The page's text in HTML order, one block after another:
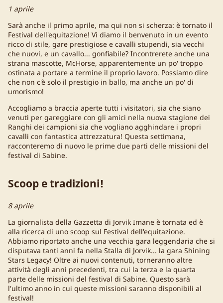
1 aprile
Sarà anche il primo aprile, ma qui non si scherza: è tornato il
Festival dell'equitazione! Vi diamo il benvenuto in un evento
ricco di stile, gare prestigiose e cavalli stupendi, sia vecchi
che nuovi, e un cavallo... gonfiabile? Incontrerete anche una
strana mascotte, McHorse, apparentemente un po' troppo
ostinata a portare a termine il proprio lavoro. Possiamo dire
che non c'è solo il prestigio in ballo, ma anche un po' di
umorismo!
Accogliamo a braccia aperte tutti i visitatori, sia che siano
venuti per gareggiare con gli amici nella nuova stagione dei
Ranghi dei campioni sia che vogliano agghindare i propri
cavalli con fantastica attrezzatura! Questa settimana,
racconteremo di nuovo le prime due parti delle missioni del
festival di Sabine.
Scoop e tradizioni!
8 aprile
La giornalista della Gazzetta di Jorvik Imane è tornata ed è
alla ricerca di uno scoop sul Festival dell'equitazione.
Abbiamo riportato anche una vecchia gara leggendaria che si
disputava tanti anni fa nella Stalla di Jorvik... la gara Shining
Stars Legacy! Oltre ai nuovi contenuti, torneranno altre
attività degli anni precedenti, tra cui la terza e la quarta
parte delle missioni del festival di Sabine. Questo sarà
l'ultimo anno in cui queste missioni saranno disponibili al
festival!